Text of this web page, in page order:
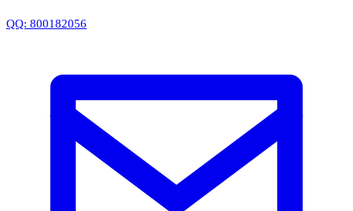
QQ: 800182056